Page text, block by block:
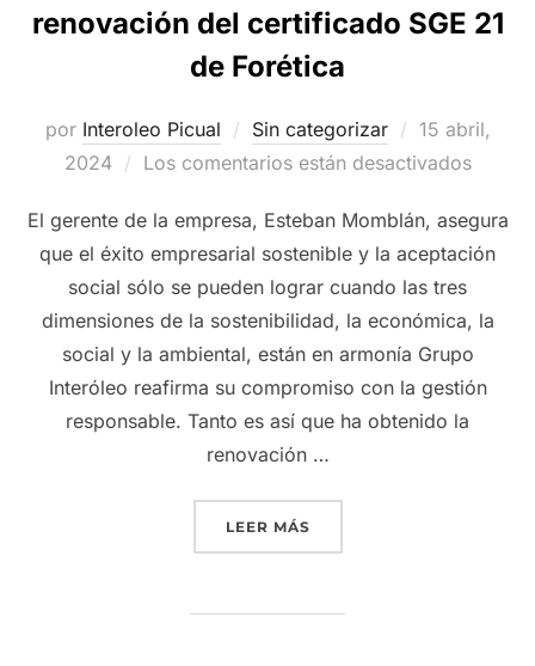
renovación del certificado SGE 21
de Forética
por Interoleo Picual Sin categorizar
Publicado
el
15 abril,
2024
Los comentarios están desactivados
El gerente de la empresa, Esteban Momblán, asegura
que el éxito empresarial sostenible y la aceptación
social sólo se pueden lograr cuando las tres
dimensiones de la sostenibilidad, la económica, la
social y la ambiental, están en armonía Grupo
Interóleo reafirma su compromiso con la gestión
responsable. Tanto es así que ha obtenido la
renovación …
LEER MÁS«GRUPO INTERÓLEO